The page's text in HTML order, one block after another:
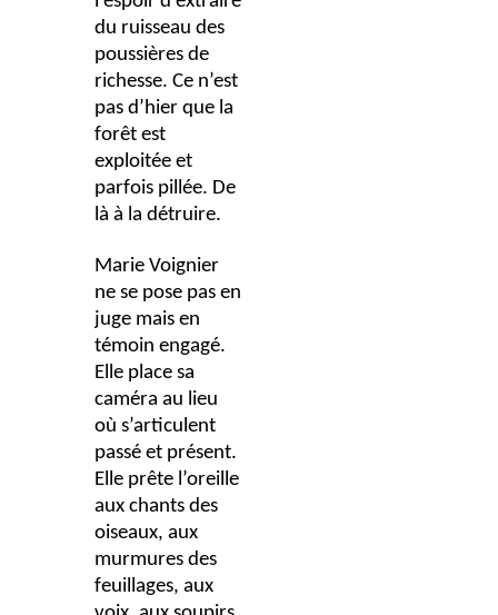
du ruisseau des
poussières de
richesse. Ce n’est
pas d’hier que la
forêt est
exploitée et
parfois pillée. De
là à la détruire.
Marie Voignier
ne se pose pas en
juge mais en
témoin engagé.
Elle place sa
caméra au lieu
où s’articulent
passé et présent.
Elle prête l’oreille
aux chants des
oiseaux, aux
murmures des
feuillages, aux